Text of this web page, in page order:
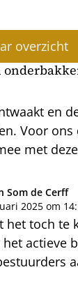
overzicht
en
Voor
met
Som de Cerff
2025 om
toch